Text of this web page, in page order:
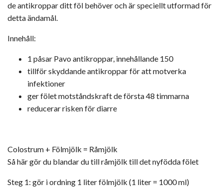
de antikroppar ditt föl behöver och är speciellt utformad för
detta ändamål.
Innehåll:
1 påsar Pavo antikroppar, innehållande 150
tillför skyddande antikroppar för att motverka
infektioner
ger fölet motståndskraft de första 48 timmarna
reducerar risken för diarre
Colostrum + Fölmjölk = Råmjölk
Så här gör du blandar du till råmjölk till det nyfödda fölet
Steg 1: gör i ordning 1 liter fölmjölk (1 liter = 1000 ml)